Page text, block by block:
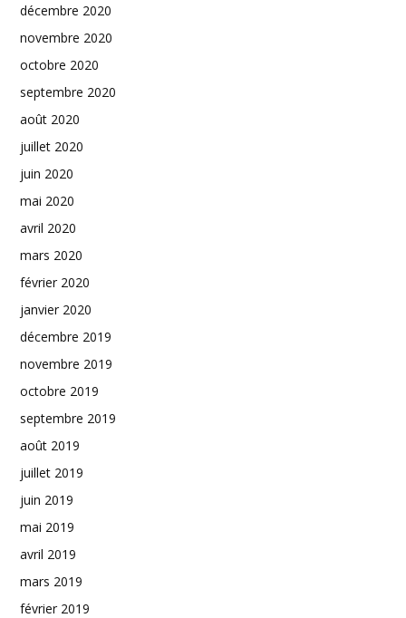
décembre 2020
novembre 2020
octobre 2020
septembre 2020
août 2020
juillet 2020
juin 2020
mai 2020
avril 2020
mars 2020
février 2020
janvier 2020
décembre 2019
novembre 2019
octobre 2019
septembre 2019
août 2019
juillet 2019
juin 2019
mai 2019
avril 2019
mars 2019
février 2019